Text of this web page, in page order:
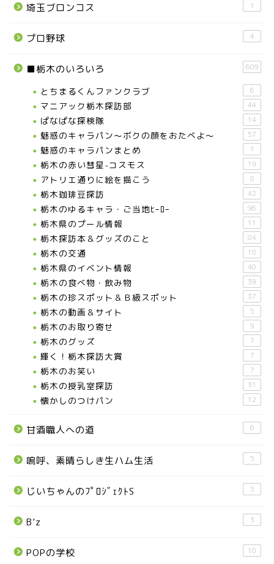
埼玉ブロンコス 1
プロ野球 4
■栃木のいろいろ 609
とちまるくんファンクラブ 6
マニアック栃木探訪部 44
ぱなぱな探検隊 14
魅惑のキャラパン～ボクの顔をおたべよ～ 57
魅惑のキャラパンまとめ 1
栃木の赤い彗星-コスモス 19
アトリエ通りに絵を描こう 8
栃木珈琲豆探訪 42
栃木のゆるキャラ・ご当地ﾋｰﾛｰ 96
栃木県のプール情報 11
栃木探訪本＆グッズのこと 84
栃木の交通 18
栃木県のイベント情報 40
栃木の食べ物・飲み物 39
栃木の珍スポット＆Ｂ級スポット 37
栃木の動画＆サイト 5
栃木のお取り寄せ 9
栃木のグッズ 7
輝く！栃木探訪大賞 7
栃木のお笑い 7
栃木の授乳室探訪 31
懐かしのつけパン 12
甘酒職人への道 6
嗚呼、素晴らしき生ハム生活 5
じいちゃんのﾌﾟﾛｼﾞｪｸﾄS 5
B’z 3
POPの学校 10